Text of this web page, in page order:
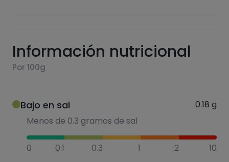
Información nutricional
Por 100g
Bajo en sal 0.18 g
Menos de 0.3 gramos de sal
0 0.1 0.3 1 2 10